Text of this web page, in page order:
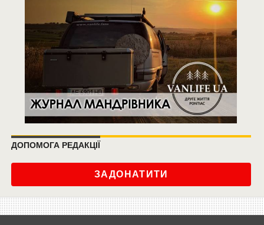
ДОПОМОГА РЕДАКЦІЇ
ЗАДОНАТИТИ